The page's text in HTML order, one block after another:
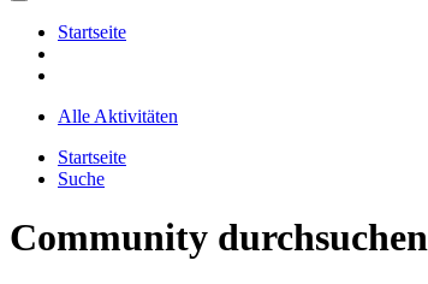
Startseite
Alle Aktivitäten
Startseite
Suche
Community durchsuchen